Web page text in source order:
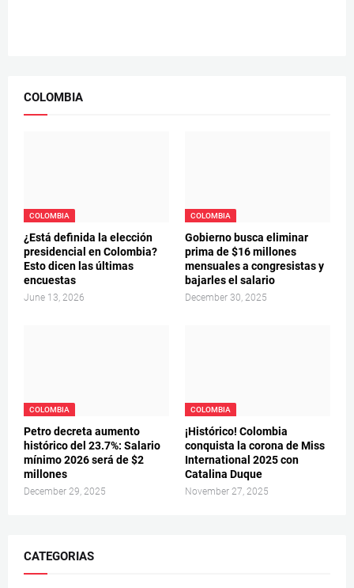
COLOMBIA
COLOMBIA
¿Está definida la elección
presidencial en Colombia?
Esto dicen las últimas
encuestas
June 13, 2026
COLOMBIA
Gobierno busca eliminar
prima de $16 millones
mensuales a congresistas y
bajarles el salario
December 30, 2025
COLOMBIA
Petro decreta aumento
histórico del 23.7%: Salario
mínimo 2026 será de $2
millones
December 29, 2025
COLOMBIA
¡Histórico! Colombia
conquista la corona de Miss
International 2025 con
Catalina Duque
November 27, 2025
CATEGORIAS